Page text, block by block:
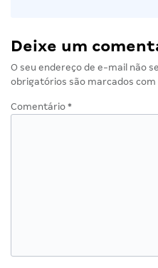
Deixe um
O seu endereço de e-mail não
obrigatórios são marcados com
Comentário *